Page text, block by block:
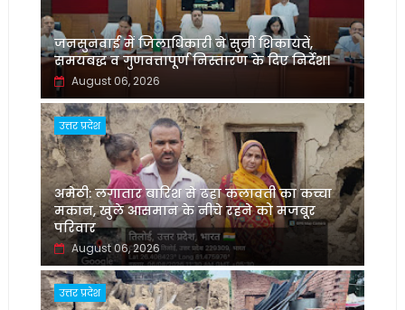
जनसुनवाई में जिलाधिकारी ने सुनीं शिकायतें,
समयबद्ध व गुणवत्तापूर्ण निस्तारण के दिए निर्देश।
August 06, 2026
उत्तर प्रदेश
अमेठी: लगातार बारिश से ढहा कलावती का कच्चा
मकान, खुले आसमान के नीचे रहने को मजबूर
परिवार
August 06, 2026
उत्तर प्रदेश